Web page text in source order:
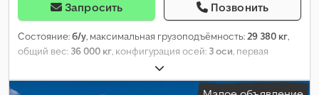
Запросить Позвонить
Состояние:б/у, максимальная грузоподъёмность:29 380 кг,
общий вес: 36 000 кг, конфигурация осей: 3 оси, первая
, длина грузового отсека:
ширина пространства для загрузки:2 460 мм, высота